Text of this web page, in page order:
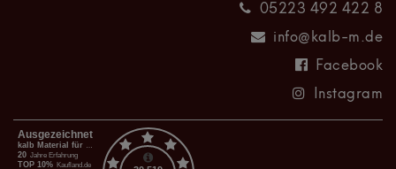
05223 492 422 8
info@kalb-m.de
Facebook
Instagram